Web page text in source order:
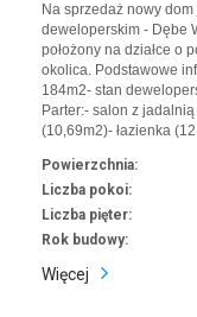
Na sprzedaż nowy
deweloperskim - Dębe
położony na działce o
okolica. Podstawowe
184m2- stan
Parter:- salon z
(10,69m2)- łazienka
Powierzchnia:
Liczba pokoi:
Liczba pięter:
Rok budowy:
Więcej